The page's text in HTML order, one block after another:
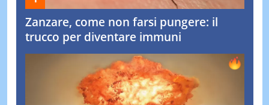
Zanzare, come non farsi pungere: il
trucco per diventare immuni